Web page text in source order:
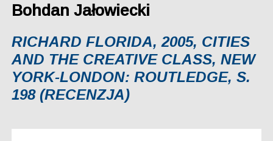
Bohdan Jałowiecki
RICHARD FLORIDA, 2005, CITIES
AND THE CREATIVE CLASS, NEW
YORK-LONDON: ROUTLEDGE, S.
198 (RECENZJA)